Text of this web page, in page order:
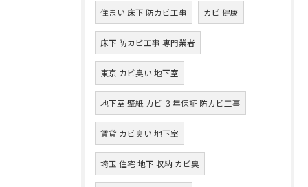
住まい 床下 防カビ工事 カビ 健康
床下 防カビ工事 専門業者
東京 カビ臭い 地下室
地下室 壁紙 カビ ３年保証 防カビ工事
賃貸 カビ臭い 地下室
埼玉 住宅 地下 収納 カビ臭